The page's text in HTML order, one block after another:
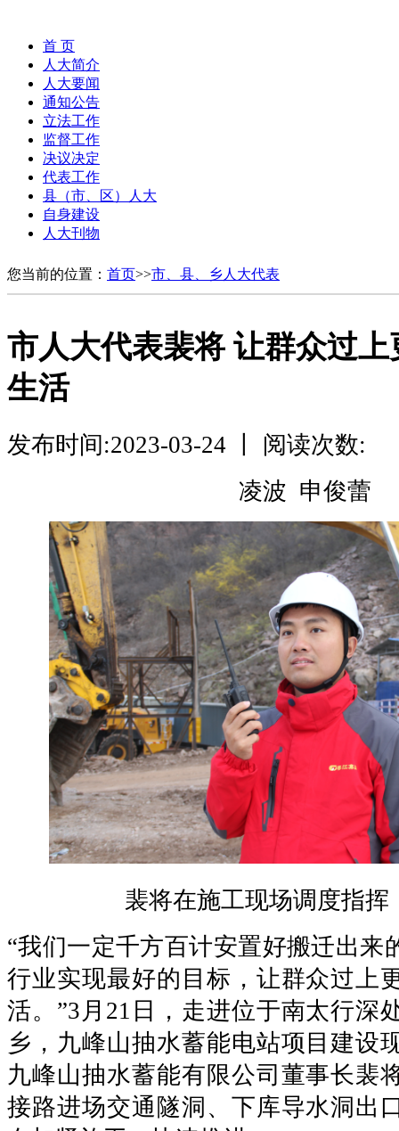
首 页
人大简介
人大要闻
通知公告
立法工作
监督工作
决议决定
代表工作
县（市、区）人大
自身建设
人大刊物
您当前的位置： 首页>>市、县、乡人大代表
市人大代表裴将 让群众过
生活
发布时间:2023-03-24 丨 阅读次数:
凌波 申俊蕾
裴将在施工现场调度指
“我们一定千方百计安置好搬迁出来
行业实现最好的目标，让群众过上
活。”3月21日，走进位于南太行深
乡，九峰山抽水蓄能电站项目建设
九峰山抽水蓄能有限公司董事长裴
接路进场交通隧洞、下库导水洞出